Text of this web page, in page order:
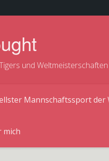
und Weltmeisterschaften
Mannschaftssport der
mich